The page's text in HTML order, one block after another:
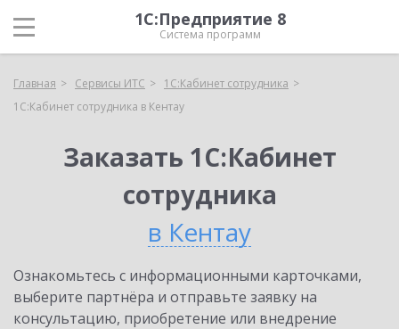
1С:Предприятие 8
Система программ
Главная Сервисы ИТС
1С:Кабинет сотрудника
1С:Кабинет сотрудника в Кентау
Заказать 1С:Кабинет
сотрудника
в Кентау
Ознакомьтесь с информационными карточками,
выберите партнёра и отправьте заявку на
консультацию, приобретение или внедрение